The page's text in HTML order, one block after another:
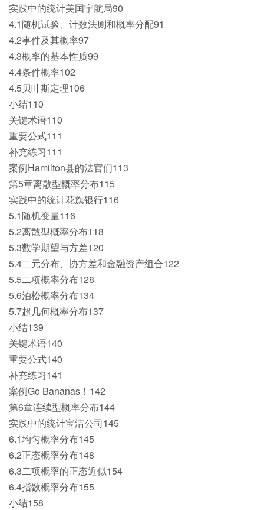
实践中的统计美国宇航局90
4.1随机试验、计数法则和概率分配91
4.2事件及其概率97
4.3概率的基本性质99
4.4条件概率102
4.5贝叶斯定理106
小结110
关键术语110
重要公式111
补充练习111
案例Hamilton县的法官们113
第5章离散型概率分布115
实践中的统计花旗银行116
5.1随机变量116
5.2离散型概率分布118
5.3数学期望与方差120
5.4二元分布、协方差和金融资产组合122
5.5二项概率分布128
5.6泊松概率分布134
5.7超几何概率分布137
小结139
关键术语140
重要公式140
补充练习141
案例Go Bananas！142
第6章连续型概率分布144
实践中的统计宝洁公司145
6.1均匀概率分布145
6.2正态概率分布148
6.3二项概率的正态近似154
6.4指数概率分布155
小结158